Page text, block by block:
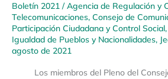
Boletín 2021 /Agencia de Regulación y
Telecomunicaciones, Consejo de
Participación Ciudadana y Control Social,
Igualdad de Pueblos y Nacionalidades,
agosto de 2021
Los miembros del Pleno del